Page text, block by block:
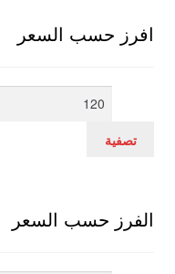
افرز حسب السعر
أدنى
تصفية
الفرز حسب السعر